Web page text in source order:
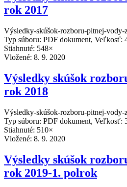
rok 2017
Výsledky-skúšok-rozboru-pitnej-vody-
Typ súboru: PDF dokument, Veľkosť:
Stiahnuté: 548×
Vložené: 8. 9. 2020
Výsledky skúšok
rok 2018
Výsledky-skúšok-rozboru-pitnej-vody-
Typ súboru: PDF dokument, Veľkosť:
Stiahnuté: 510×
Vložené: 8. 9. 2020
Výsledky skúšok
rok 2019-1. polrok